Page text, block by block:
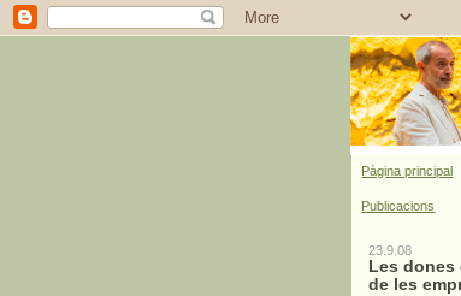
Pàgina principal
Publicacions
23.9.08
Les dones
de les